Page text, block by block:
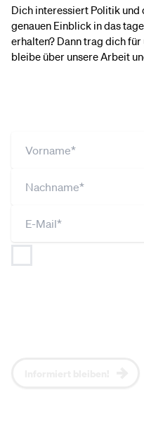
Dich interessiert Politik
genauen Einblick in das
erhalten? Dann trag dich für
bleibe über unsere Arbeit